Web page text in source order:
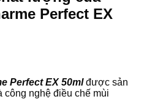
Perfect EX
Perfect EX 50mlđược sản
công nghệ điều chế mùi